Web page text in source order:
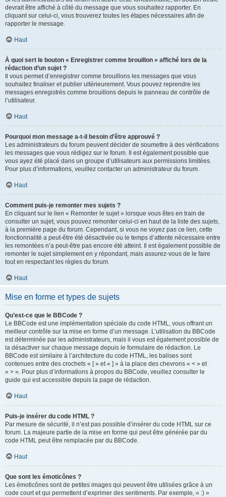
devrait être affiché à côté du message que vous souhaitez rapporter. En
cliquant sur celui-ci, vous trouverez toutes les étapes nécessaires afin de
rapporter le message.
Haut
À quoi sert le bouton « Enregistrer comme brouillon » affiché lors de la
rédaction d’un sujet ?
Il vous permet d’enregistrer comme brouillons les messages que vous
souhaitez finaliser et publier ultérieurement. Vous pouvez reprendre les
messages enregistrés comme brouillons depuis le panneau de contrôle de
l’utilisateur.
Haut
Pourquoi mon message a-t-il besoin d’être approuvé ?
Les administrateurs du forum peuvent décider de soumettre à des vérifications
les messages que vous rédigez sur le forum. Il est également possible que
vous ayez été placé dans un groupe d’utilisateurs aux permissions limitées.
Pour plus d’informations, veuillez contacter un administrateur du forum.
Haut
Comment puis-je remonter mes sujets ?
En cliquant sur le lien « Remonter le sujet » lorsque vous êtes en train de
consulter un sujet, vous pouvez remonter celui-ci en haut de la liste des sujets,
à la première page du forum. Cependant, si vous ne voyez pas ce lien, cette
fonctionnalité a peut-être été désactivée ou le temps d’attente nécessaire entre
les remontées n’a peut-être pas encore été atteint. Il est également possible de
remonter le sujet simplement en y répondant, mais assurez-vous de le faire
tout en respectant les règles du forum.
Haut
Mise en forme et types de sujets
Qu’est-ce que le BBCode ?
Le BBCode est une implémentation spéciale du code HTML, vous offrant un
meilleur contrôle sur la mise en forme d’un message. L’utilisation du BBCode
est déterminée par les administrateurs, mais il vous est également possible de
la désactiver sur chaque message depuis le formulaire de rédaction. Le
BBCode est similaire à l’architecture du code HTML, les balises sont
contenues entre des crochets « [ » et « ] » à la place des chevrons « < » et
« > ». Pour plus d’informations à propos du BBCode, veuillez consulter le
guide qui est accessible depuis la page de rédaction.
Haut
Puis-je insérer du code HTML ?
Par mesure de sécurité, il n’est pas possible d’insérer du code HTML sur ce
forum. La majeure partie de la mise en forme qui peut être générée par du
code HTML peut être remplacée par du BBCode.
Haut
Que sont les émoticônes ?
Les émoticônes sont de petites images qui peuvent être utilisées grâce à un
code court et qui permettent d’exprimer des sentiments. Par exemple, « :) »